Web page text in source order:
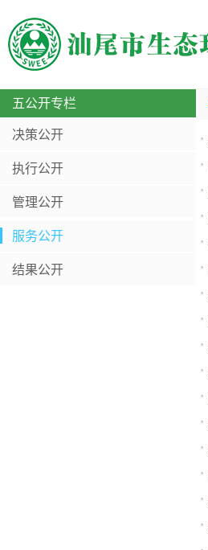
五公开专栏
决策公开
执行公开
管理公开
服务公开
结果公开